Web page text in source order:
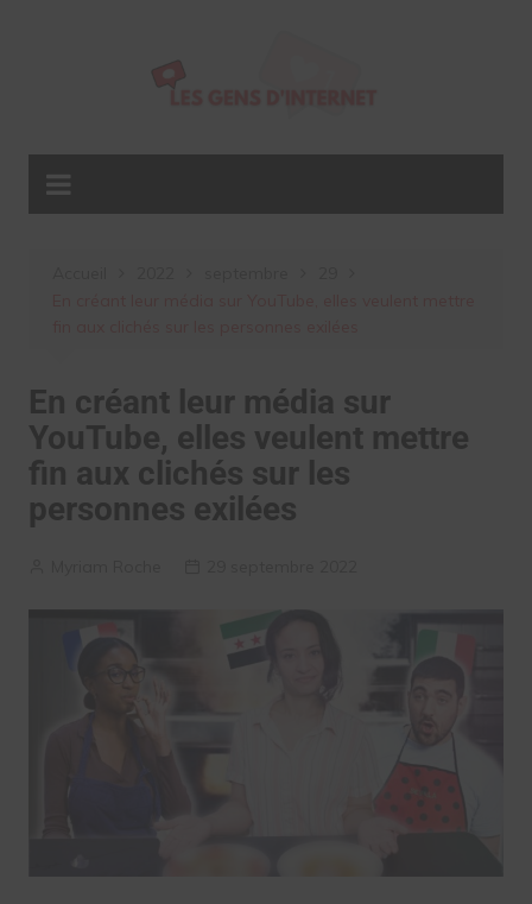
En créant leur média sur
YouTube, elles veulent mettre
fin aux clichés sur les
personnes exilées